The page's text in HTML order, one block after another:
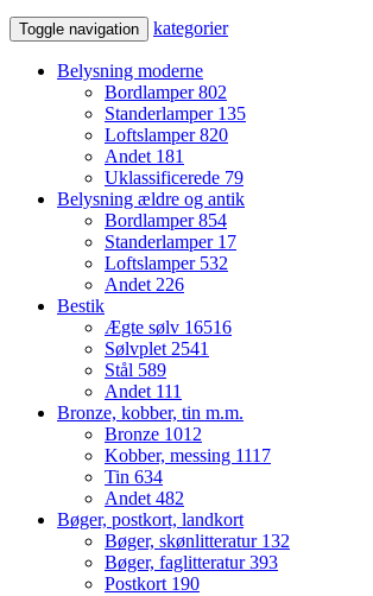
Toggle navigation kategorier
Belysning moderne
Bordlamper802
Standerlamper 135
Loftslamper820
Andet 181
Uklassificerede 79
Belysning ældre og antik
Bordlamper854
Standerlamper 17
Loftslamper 532
Andet226
Bestik
Ægte sølv 16516
Sølvplet2541
Stål 589
Andet 111
Bronze, kobber, tin m.m.
Bronze 1012
Kobber, messing 1117
Tin 634
Andet482
Bøger, postkort, landkort
Bøger, skønlitteratur 132
Bøger, faglitteratur393
Postkort 190